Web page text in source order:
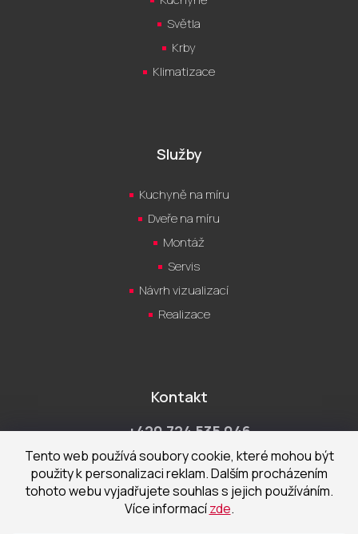
Tento web používá soubory cookie, které mohou být
použity k personalizaci reklam. Dalším procházením
tohoto webu vyjadřujete souhlas s jejich používáním.
Více informacízde.
Světla
Krby
Klimatizace
Služby
Kuchyně na míru
Dveře na míru
Montáž
Servis
Návrh vizualizací
Realizace
Kontakt
+420 724 535 046
Po-Pá 9:00 - 18:00 hod
obchod@cecetka.cz